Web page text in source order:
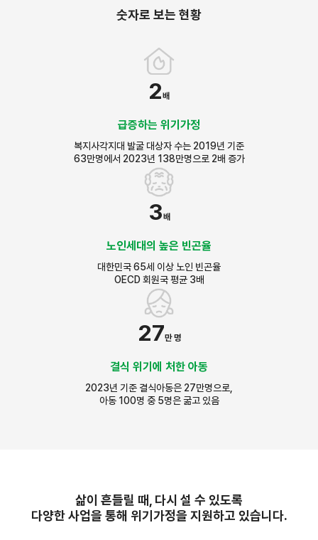
숫자로 보는 현황
2배
급증하는 위기가정
복지사각지대 발굴 대상자 수는 2019년 기준
63만명에서 2023년 138만명으로 2배 증가
3배
노인세대의 높은 빈곤율
대한민국 65세 이상 노인 빈곤율
OECD 회원국 평균 3배
27만 명
결식 위기에 처한 아동
2023년 기준 결식아동은 27만명으로,
아동 100명 중 5명은 굶고 있음
삶이 흔들릴 때, 다시 설 수 있도록
다양한 사업을 통해 위기가정을 지원하고 있습니다.